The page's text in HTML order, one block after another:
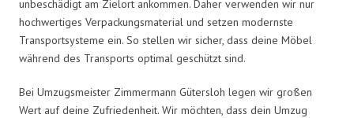
unbeschädigt am Zielort ankommen. Daher verwenden wir nur
hochwertiges Verpackungsmaterial und setzen modernste
Transportsysteme ein. So stellen wir sicher, dass deine Möbel
während des Transports optimal geschützt sind.
Bei Umzugsmeister Zimmermann Gütersloh legen wir großen
Wert auf deine Zufriedenheit. Wir möchten, dass dein Umzug